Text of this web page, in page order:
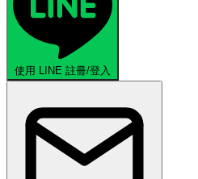
使用 LINE 註冊/登入